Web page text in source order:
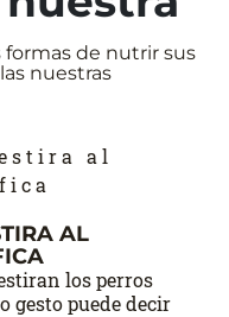
formas de nutrir sus
nuestras
AL
los perros
gesto puede decir